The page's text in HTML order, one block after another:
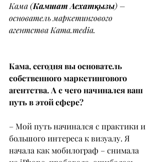
Кама (Камшат Асхатқызы) –
основатель маркетингового
агентства Kama.media.
Кама, сегодня вы основатель
собственного маркетингового
агентства. А с чего начинался ваш
путь в этой сфере?
– Мой путь начинался с практики и
большого интереса к визуалу. Я
начала как мобилограф – снимала